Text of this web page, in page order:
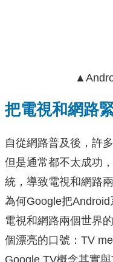
把電視和網路
自從網路普及後，許
但是通常都不太成功
統，導致電視和網路
為何Google把
電視和網路兩個世界
個漂亮的口號：TV